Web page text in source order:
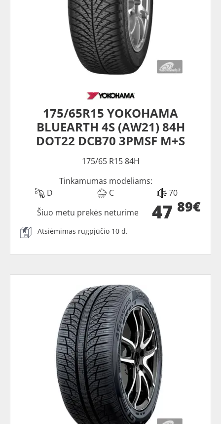
175/65R15 YOKOHAMA
BLUEARTH 4S (AW21) 84H
DOT22 DCB70 3PMSF M+S
175/65 R15 84H
Tinkamumas modeliams:
D
C 70
47 89€
Šiuo metu prekės neturime
Atsiėmimas rugpjūčio 10 d.